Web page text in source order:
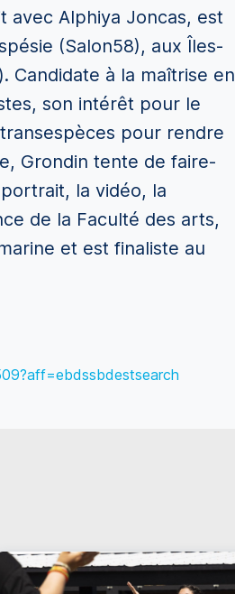
avec Alphiya Joncas, est
(Salon58), aux Îles-
Candidate à la maîtrise en
son intérêt pour le
pour rendre
Grondin tente de faire-
la vidéo, la
de la Faculté des arts,
et est finaliste au